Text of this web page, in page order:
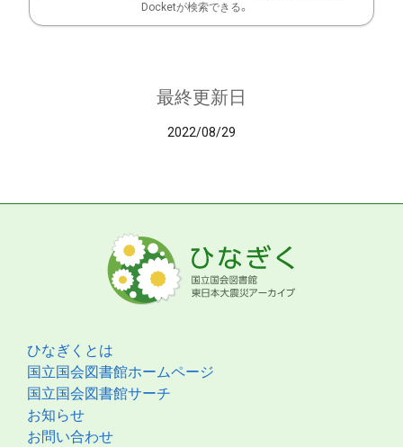
Docketが検索できる。
最終更新日
2022/08/29
ひなぎくとは
国立国会図書館ホームページ
国立国会図書館サーチ
お知らせ
お問い合わせ